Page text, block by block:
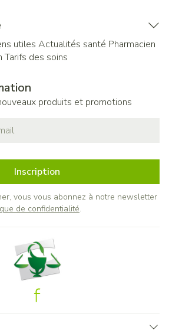
utiles Actualités santé Pharmacien
Tarifs des soins
produits et promotions
Inscription
vous vous abonnez à notre newsletter
de confidentialité.